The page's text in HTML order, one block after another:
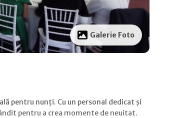
Galerie Foto
pentru nunți. Cu un personal dedicat și
pentru a crea momente de neuitat.